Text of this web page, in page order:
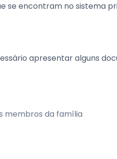
se encontram no sistema
apresentar alguns
membros da família